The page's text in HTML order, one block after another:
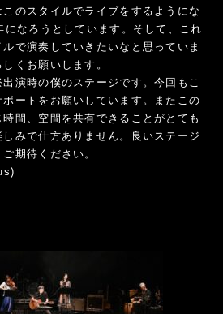
のスタイルでライブをするようにな
になろうとしています。そして、これ
で演奏していきたいなと思っていま
くお願いします。
演時の僕のステージです。今回もこ
ートをお願いしています。またこの
間、空間を共有できることがとても
みで仕方ありません。良いステージ
期待ください。